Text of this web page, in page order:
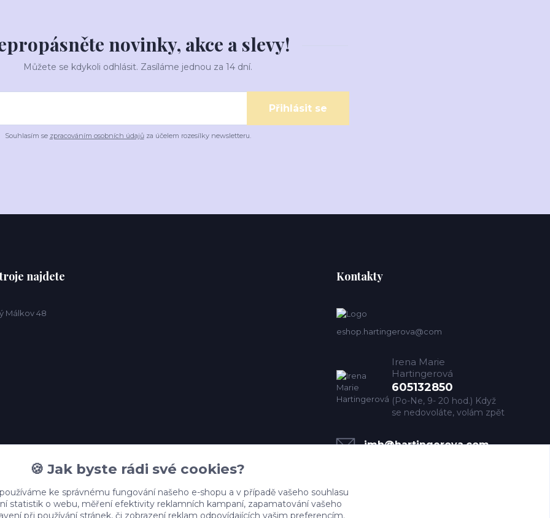
novinky, akce a slevy!
Můžete se kdykoli odhlásit. Zasíláme jednou za 14 dní.
Přihlásit se
Souhlasím se zpracováním osobních údajůza účelem rozesílky newsletteru.
najdete
Málkov 48
Kontakty
eshop.hartingerova@com
Irena Marie
Hartingerová
605132850
(Po-Ne, 9- 20 hod.) Když
se nedovoláte, volám zpět
imh@hartingerova.com
🍪 Jak byste rádi své cookies?
ke správnému fungování našeho e-shopu a v případě vašeho souhlasu
statistik o webu, měření efektivity reklamních kampaní, zapamatování vašeho
při používání stránek, či zobrazení reklam odpovídajících vašim preferencím.